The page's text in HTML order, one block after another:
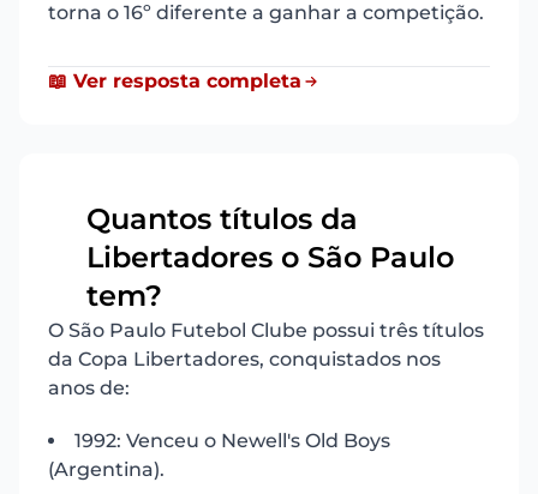
torna o 16º diferente a ganhar a competição.
📖 Ver resposta completa
Quantos títulos da
Libertadores o São Paulo
tem?
O São Paulo Futebol Clube possui três títulos
da Copa Libertadores, conquistados nos
anos de:
1992: Venceu o Newell's Old Boys
(Argentina).